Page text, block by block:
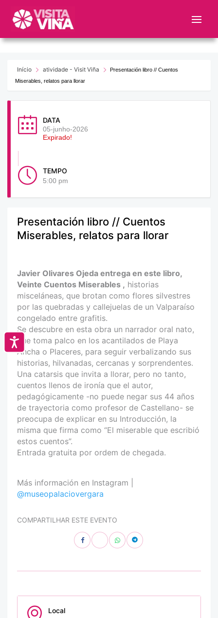
este
web
sistema
Accesibilidad
Início atividade - Visit Viña
Presentación libro // Cuentos
Miserables, relatos para llorar
DATA
05-junho-2026
Expirado!
TEMPO
5:00 pm
Presentación libro // Cuentos
Miserables, relatos para llorar
Javier Olivares Ojeda entrega en este libro,
Veinte Cuentos Miserables , historias
misceláneas, que brotan como flores silvestres
por las quebradas y callejuelas de un Valparaíso
congelado entre grafitis.
Se descubre en esta obra un narrador oral nato,
que toma palco en los acantilados de Playa
Ancha o Placeres, para seguir verbalizando sus
historias, hilvanadas, cercanas y sorprendentes.
Una catarsis que invita a llorar, pero no tanto,
cuentos llenos de ironía que el autor,
pedagógicamente -no puede negar sus 44 años
de trayectoria como profesor de Castellano- se
preocupa de explicar en su Introducción, la
misma que firma como “El miserable que escribió
estos cuentos”.
Entrada gratuita por ordem de chegada.
Más información en Instagram |
@museopalaciovergara
COMPARTILHAR ESTE EVENTO
Local